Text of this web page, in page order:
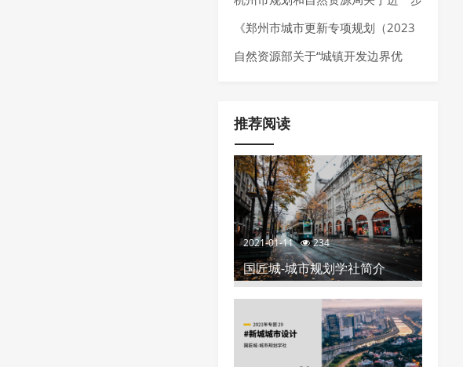
加强规划资源要素保障推动经济高质
量发展的通知
《郑州市城市更新专项规划（2023
—2035 年）》发布，明确城市更新
新项目负面清单
自然资源部关于“城镇开发边界优
推荐阅读
2021-01-11 234
国匠城-城市规划学社简介